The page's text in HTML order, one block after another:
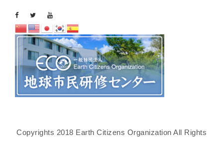
Copyrights 2018 Earth Citizens Organization All Rights